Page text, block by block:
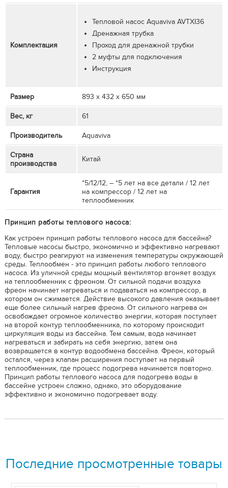
Комплектация
Тепловой насос Aquaviva AVTXI36
Дренажная трубка
Проход для дренажной трубки
2 муфты для подключения
Инструкция
Размер 893 х 432 х 650 мм
Вес, кг 61
Производитель Aquaviva
Страна
производства
Китай
Гарантия
*5/12/12, – *5 лет на все детали / 12 лет
на компрессор / 12 лет на
теплообменник
Принцип работы теплового насоса:
Как устроен принцип работы теплового насоса для бассейна?
Тепловые насосы быстро, экономично и эффективно нагревают
воду, быстро реагируют на изменения температуры окружающей
среды. Теплообмен - это принцип работы любого теплового
насоса. Из уличной среды мощный вентилятор вгоняет воздух
на теплообменник с фреоном. От сильной подачи воздуха
фреон начинает нагреваться и подаваться на компрессор, в
котором он сжимается. Действие высокого давления оказывает
еще более сильный нагрев фреона. От сильного нагрева он
освобождает огромное количество энергии, которая поступает
на второй контур теплообменника, по которому происходит
циркуляция воды из бассейна. Тем самым, вода начинает
нагреваться и забирать на себя энергию, затем она
возвращается в контур водообмена бассейна. Фреон, который
остался, через клапан расширения поступает на первый
теплообменник, где процесс подогрева начинается повторно.
Принцип работы теплового насоса для подогрева воды в
бассейне устроен сложно, однако, это оборудование
эффективно и экономично подогревает воду.
Последние просмотренные товары